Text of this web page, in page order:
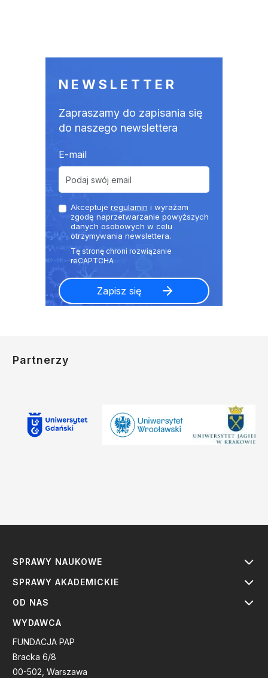
NEWSLETTER
Zapraszamy do zapisania się
do naszego newslettera
E-mail
Akceptuje regulamin i wyrażam
zgodę naprzetwarzanie powyższych
danych osobowych w celu
otrzymywania newslettera.
Partnerzy
SPRAWY NAUKOWE
SPRAWY AKADEMICKIE
OD NAS
WYDAWCA
FUNDACJA PAP
Bracka 6/8
00-502, Warszawa